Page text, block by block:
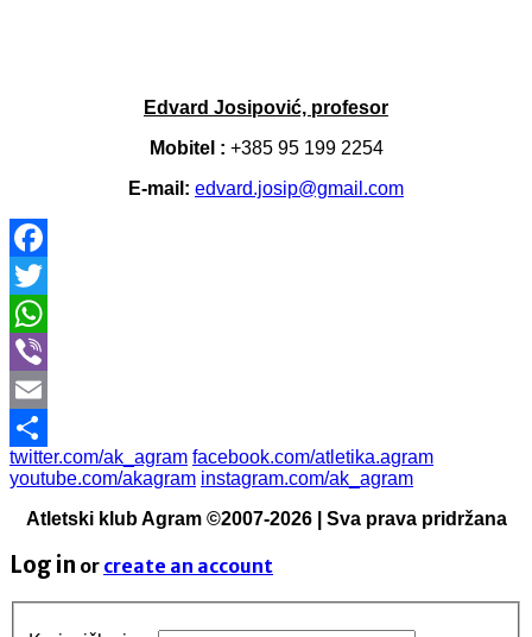
Edvard Josipović, profesor
Mobitel : +385 95 199 2254
E-mail: edvard.josip@gmail.com
Facebook
Twitter
WhatsApp
Viber
Email
Share
twitter.com/ak_agram facebook.com/atletika.agram
youtube.com/akagram instagram.com/ak_agram
Atletski klub Agram ©2007-2026 | Sva prava pridržana
Log in or create an account